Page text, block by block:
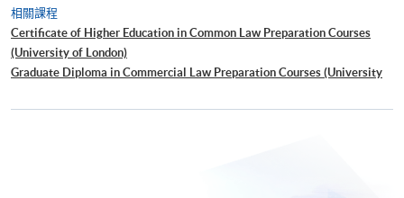
相關課程
Certificate of Higher Education in Common Law Preparation Courses
(University of London)
Graduate Diploma in Commercial Law Preparation Courses (University